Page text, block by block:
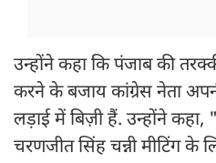
उन्होंने कहा कि पंजाब की
करने के बजाय कांग्रेस नेता
लड़ाई में बिज़ी हैं. उन्होंने
चरणजीत सिंह चन्नी मीटिंग के